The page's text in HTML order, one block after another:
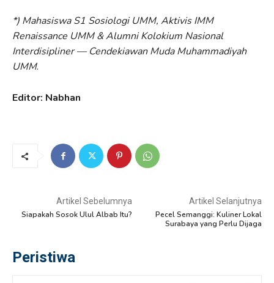
*) Mahasiswa S1 Sosiologi UMM, Aktivis IMM
Renaissance UMM & Alumni Kolokium Nasional
Interdisipliner — Cendekiawan Muda Muhammadiyah
UMM.
Editor: Nabhan
Artikel Sebelumnya
Siapakah Sosok Ulul Albab Itu?
Artikel Selanjutnya
Pecel Semanggi: Kuliner Lokal
Surabaya yang Perlu Dijaga
Peristiwa